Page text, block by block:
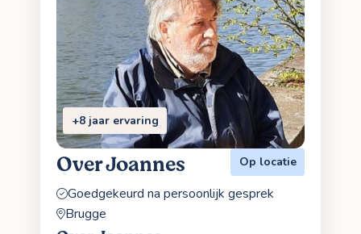
+8 jaar ervaring
Over Joannes Op locatie
Goedgekeurd na persoonlijk gesprek
Brugge